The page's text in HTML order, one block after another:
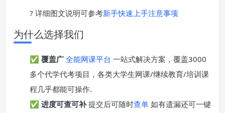
? 详细图文说明可参考新手快速上手注意事项
为什么选择我们
✅ 覆盖广 全能网课平台 一站式解决方案，覆盖3000
多个代学代考项目，各类大学生网课/继续教育/培训课
程几乎都能可操作.
✅ 进度可查可补提交后可随时查单 如有遗漏还可一键